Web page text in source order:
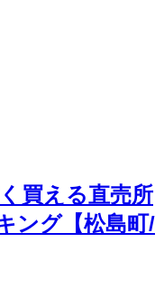
買える直売所
ング【松島町/